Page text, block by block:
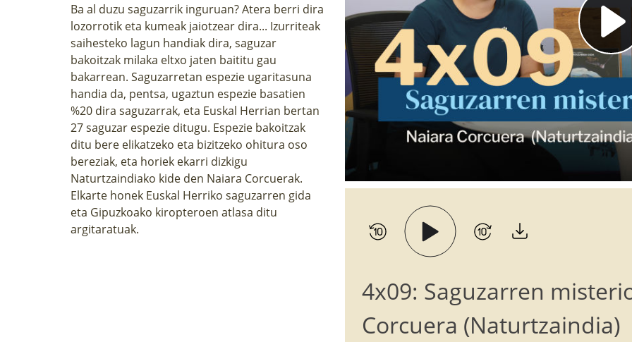
Ba al duzu saguzarrik inguruan? Atera berri dira
lozorrotik eta kumeak jaiotzear dira... Izurriteak
saihesteko lagun handiak dira, saguzar
bakoitzak milaka eltxo jaten baititu gau
bakarrean. Saguzarretan espezie ugaritasuna
handia da, pentsa, ugaztun espezie basatien
%20 dira saguzarrak, eta Euskal Herrian bertan
27 saguzar espezie ditugu. Espezie bakoitzak
ditu bere elikatzeko eta bizitzeko ohitura oso
bereziak, eta horiek ekarri dizkigu
Naturtzaindiako kide den Naiara Corcuerak.
Elkarte honek Euskal Herriko saguzarren gida
eta Gipuzkoako kiropteroen atlasa ditu
argitaratuak.
4x09: Saguzarren
Corcuera (Naturtzaindia)